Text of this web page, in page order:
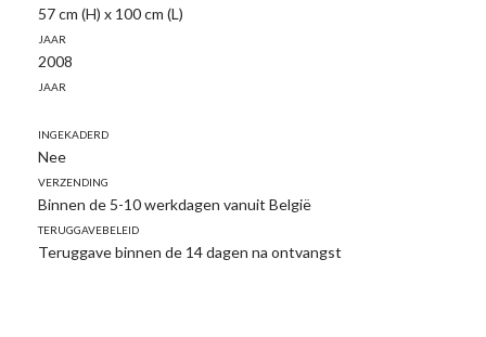
57 cm (H) x 100 cm (L)
Jaar
2008
Jaar
Ingekaderd
Nee
Verzending
Binnen de 5-10 werkdagen vanuit België
Teruggavebeleid
Teruggave binnen de 14 dagen na ontvangst